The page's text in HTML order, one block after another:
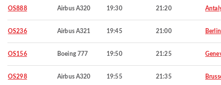
OS888 Airbus A320 19:30 21:20
OS236 Airbus A321 19:45 21:00 Berlin
OS156 Boeing 777 19:50 21:25
OS298 Airbus A320 19:55 21:35